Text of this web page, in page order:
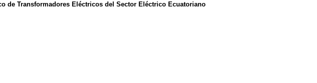
de Transformadores Eléctricos del Sector Eléctrico Ecuatoriano